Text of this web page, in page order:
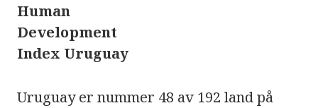
Human
Development
Index Uruguay
Uruguay er nummer 48 av 192 land på